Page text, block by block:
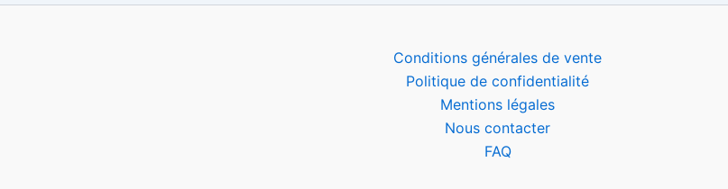
Conditions générales de vente
Politique de confidentialité
Mentions légales
Nous contacter
FAQ